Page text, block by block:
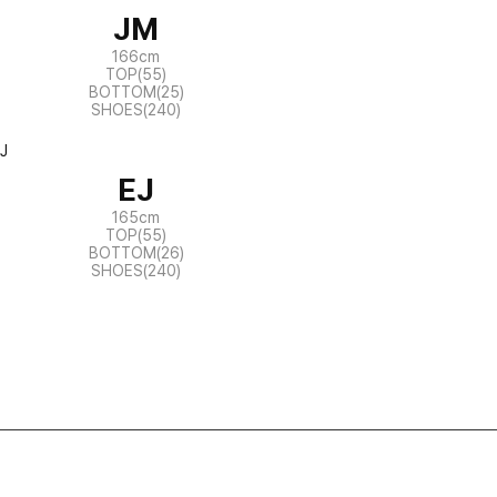
JM
166cm
TOP(55)
BOTTOM(25)
SHOES(240)
EJ
165cm
TOP(55)
BOTTOM(26)
SHOES(240)